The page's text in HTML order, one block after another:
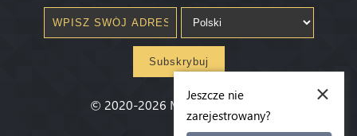
Subskrybuj
© 2020-2026 Millenium State ×
Jeszcze nie
zarejestrowany?